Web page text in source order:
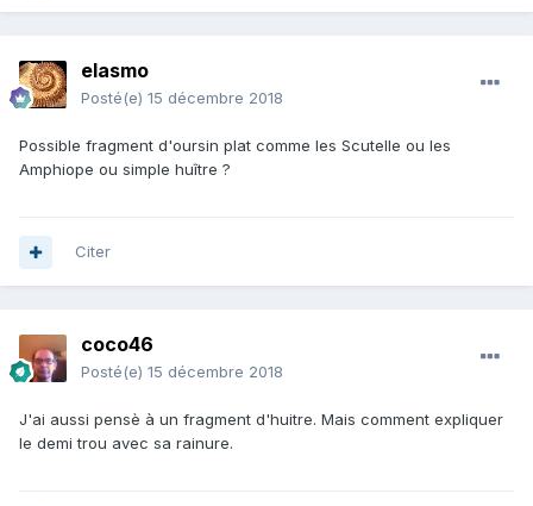
elasmo
Posté(e) 15 décembre 2018
Possible fragment d'oursin plat comme les Scutelle ou les
Amphiope ou simple huître ?
Citer
coco46
Posté(e) 15 décembre 2018
J'ai aussi pensè à un fragment d'huitre. Mais comment expliquer
le demi trou avec sa rainure.